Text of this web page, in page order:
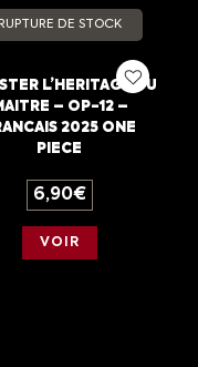
RUPTURE DE STOCK
L’HERITAGE DU
– OP-12 –
2025 ONE
PIECE
6,90€
VOIR